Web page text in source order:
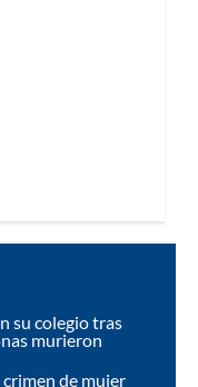
su colegio tras
murieron
de mujer